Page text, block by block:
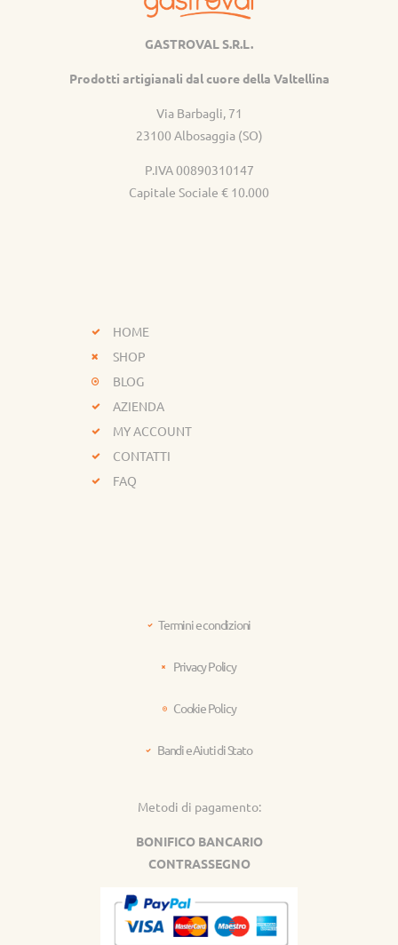
GASTROVAL S.R.L.
Prodotti artigianali dal cuore della Valtellina
Via Barbagli, 71
23100 Albosaggia (SO)
P.IVA 00890310147
Capitale Sociale € 10.000
HOME
SHOP
BLOG
AZIENDA
MY ACCOUNT
CONTATTI
FAQ
Termini e condizioni
Privacy Policy
Cookie Policy
Bandi e Aiuti di Stato
Metodi di pagamento:
BONIFICO BANCARIO
CONTRASSEGNO